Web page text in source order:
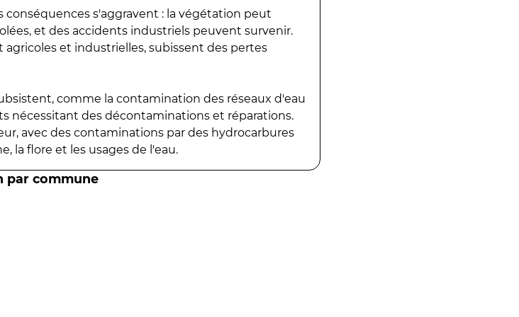
s'aggravent : la végétation peut
et des accidents industriels peuvent survenir.
et industrielles, subissent des pertes
comme la contamination des réseaux d'eau
nécessitant des décontaminations et réparations.
avec des contaminations par des hydrocarbures
la flore et les usages de l'eau.
par commune